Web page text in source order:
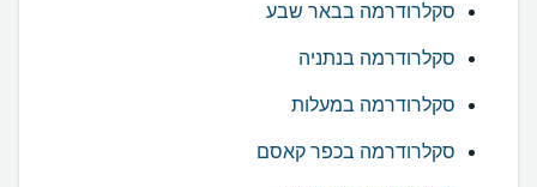
סקלרודרמה בבאר שבע
סקלרודרמה בנתניה
סקלרודרמה במעלות
סקלרודרמה בכפר קאסם